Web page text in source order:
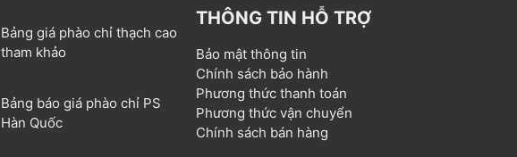
Bảng giá phào chỉ thạch cao
tham khảo
Bảng báo giá phào chỉ PS
Hàn Quốc
THÔNG TIN HỖ TRỢ
Bảo mật thông tin
Chính sách bảo hành
Phương thức thanh toán
Phương thức vận chuyển
Chính sách bán hàng